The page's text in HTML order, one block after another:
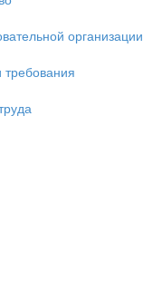
организации